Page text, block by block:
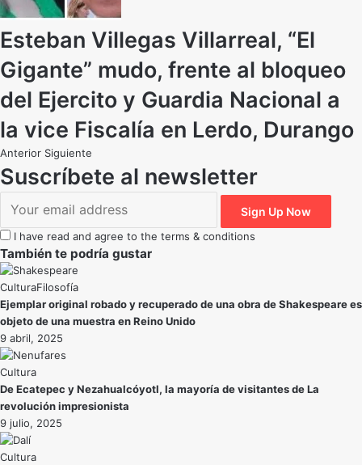
Esteban Villegas Villarreal, “El
Gigante” mudo, frente al bloqueo
del Ejercito y Guardia Nacional a
la vice Fiscalía en Lerdo, Durango
Anterior Siguiente
Suscríbete al newsletter
I have read and agree to the terms & conditions
También te podría gustar
CulturaFilosofía
Ejemplar original robado y recuperado de una obra de Shakespeare es
objeto de una muestra en Reino Unido
9 abril, 2025
Cultura
De Ecatepec y Nezahualcóyotl, la mayoría de visitantes de La
revolución impresionista
9 julio, 2025
Cultura